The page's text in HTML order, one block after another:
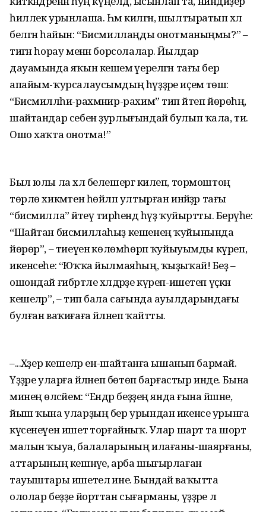
һиллек урынлаша. Һәм килгән, шылтыратып хәл
белгән һайын: “Бисмиллаңды онотманыңмы?” –
тигән һорау менән борсолалар. Йылдар
дауамында яҡын кешемә әүерелгән тағы бер
апайым-ҡурсалаусымдың һүҙҙәре иҫемә төшә:
“Бисмилләһи-рахмәнир-рахим” тип әйтеп йөрөһәң,
шайтандар себен ҙурлығындай булып ҡала, ти.
Ошо хаҡта онотма!”
Был юлы ла хәл белешергә килеп, тормоштоң
төрлө хикмәтен һөйләп ултырған инәйҙәр тағы
“бисмилла” әйтеү тирәһендә һүҙ ҡуйыртты. Берәүһе:
“Шайтан бисмиллаһыҙ кешенең ҡуйынында
йөрөр”, – тиеүенә көлөмһөрәп ҡуйыуымды күреп,
икенсеһе: “Юҡҡа йылмаяһың, ҡыҙыҡай! Беҙ –
ошондай ғибрәтле хәлдәрҙе күреп-ишетеп үҫкән
кешеләр”, – тип бала сағында ауылдарындағы
булған ваҡиғаға әйләнеп ҡайтты.
–...Хәҙер кешеләр ен-шайтанға ышанып бармай.
Үҙҙәре уларға әйләнеп бөтөп барғастыр инде. Бына
минең өләсәйем: “Ендәр беҙҙең янда ғына йәшәне,
йыш ҡына уларҙың бер урындан икенсе урын­ға
күсенеүен ишетә торғайныҡ. Улар шарт та шорт
малын ҡыуа, балаларының илағаны-шаярғаны,
аттарының кешнәүе, арба шығырлаған
тауыштары ишетелә ине. Бындай ваҡытта
ололар беҙҙе йорттан сығарманы, үҙҙәре лә